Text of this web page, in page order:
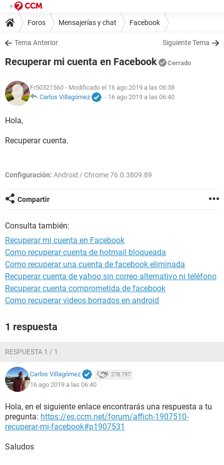
Foros Mensajerías y chat Facebook
Tema Anterior Siguiente Tema
Recuperar mi cuenta en Facebook Cerrado
Fr50321560 - Modificado el 16 ago 2019 a las 06:38
Carlos Villagómez
- 16 ago 2019 a las 06:40
Hola,
Recuperar cuenta.
Configuración: Android / Chrome 76.0.3809.89
Compartir
Consulta también:
Recuperar mi cuenta en Facebook
Como recuperar cuenta de hotmail bloqueada
Como recuperar una cuenta de facebook eliminada
Recuperar cuenta de yahoo sin correo alternativo ni teléfono
Recuperar cuenta comprometida de facebook
Como recuperar videos borrados en android
1 respuesta
RESPUESTA 1 / 1
Carlos Villagómez 278.797
16 ago 2019 a las 06:40
Hola, en el siguiente enlace encontrarás una respuesta a tu
pregunta: https://es.ccm.net/forum/affich-1907510-
recuperar-mi-facebook#p1907531
Saludos